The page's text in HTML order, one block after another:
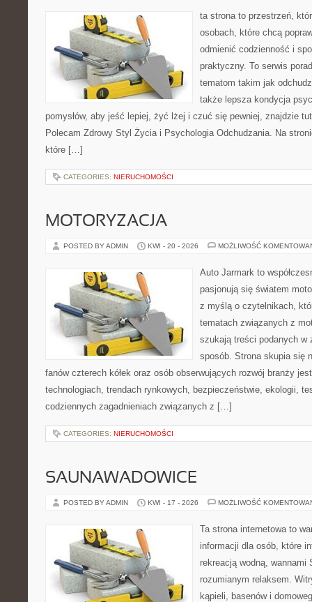
ta strona to przestrzeń,
osobach, które chcą
odmienić codzienność i
praktyczny. To serwis
tematom takim jak
także lepsza kondycja
pomysłów, aby jeść lepiej, żyć lżej i czuć się pewniej, znajdzie
Polecam Zdrowy Styl Życia i Psychologia Odchudzania. Na
które […]
CATEGORIES: NIERUCHOMOŚCI
MOTORYZACJA
POSTED BY ADMIN KWI - 20 - 2026 MOŻLIWOŚĆ
Auto Jarmark to
pasjonują się światem
z myślą o czytelnikach,
tematach związanych z
szukają treści podanych w
sposób. Strona skupia się
fanów czterech kółek oraz osób obserwujących rozwój branży
technologiach, trendach rynkowych, bezpieczeństwie, ekologii,
codziennych zagadnieniach związanych z […]
CATEGORIES: NIERUCHOMOŚCI
SAUNAWADOWICE
POSTED BY ADMIN KWI - 17 - 2026 MOŻLIWOŚĆ
Ta strona internetowa to
informacji dla osób, które
rekreacją wodną, wannami
rozumianym relaksem.
kąpieli, basenów i